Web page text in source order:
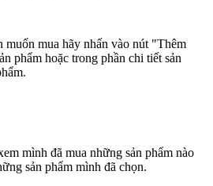
muốn mua hãy nhấn vào nút "Thêm
phẩm hoặc trong phần chi tiết sản
mình đã mua những sản phẩm nào
sản phẩm mình đã chọn.